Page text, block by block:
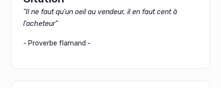
"Il ne faut qu'un oeil au vendeur, il en faut cent à
l'acheteur"
- Proverbe flamand -